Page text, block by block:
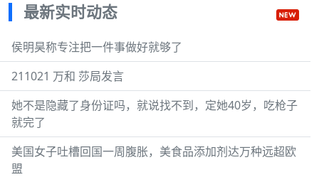
最新实时动态
侯明昊称专注把一件事做好就够了
211021 万和 莎局发言
她不是隐藏了身份证吗，就说找不到，定她40岁，吃枪子
就完了
美国女子吐槽回国一周腹胀，美食品添加剂达万种远超欧
盟